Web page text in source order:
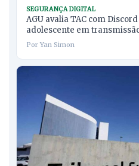
SEGURANÇA DIGITAL
AGU avalia TAC com
adolescente em
Por Yan Simon